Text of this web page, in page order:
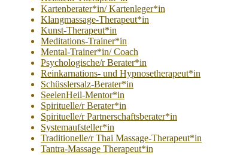
Kartenberater*in/ Kartenleger*in
Klangmassage-Therapeut*in
Kunst-Therapeut*in
Meditations-Trainer*in
Mental-Trainer*in/ Coach
Psychologische/r Berater*in
Reinkarnations- und Hypnosetherapeut*in
Schüsslersalz-Berater*in
SeelenHeil-Mentor*in
Spirituelle/r Berater*in
Spirituelle/r Partnerschaftsberater*in
Systemaufsteller*in
Traditionelle/r Thai Massage-Therapeut*in
Tantra-Massage Therapeut*in